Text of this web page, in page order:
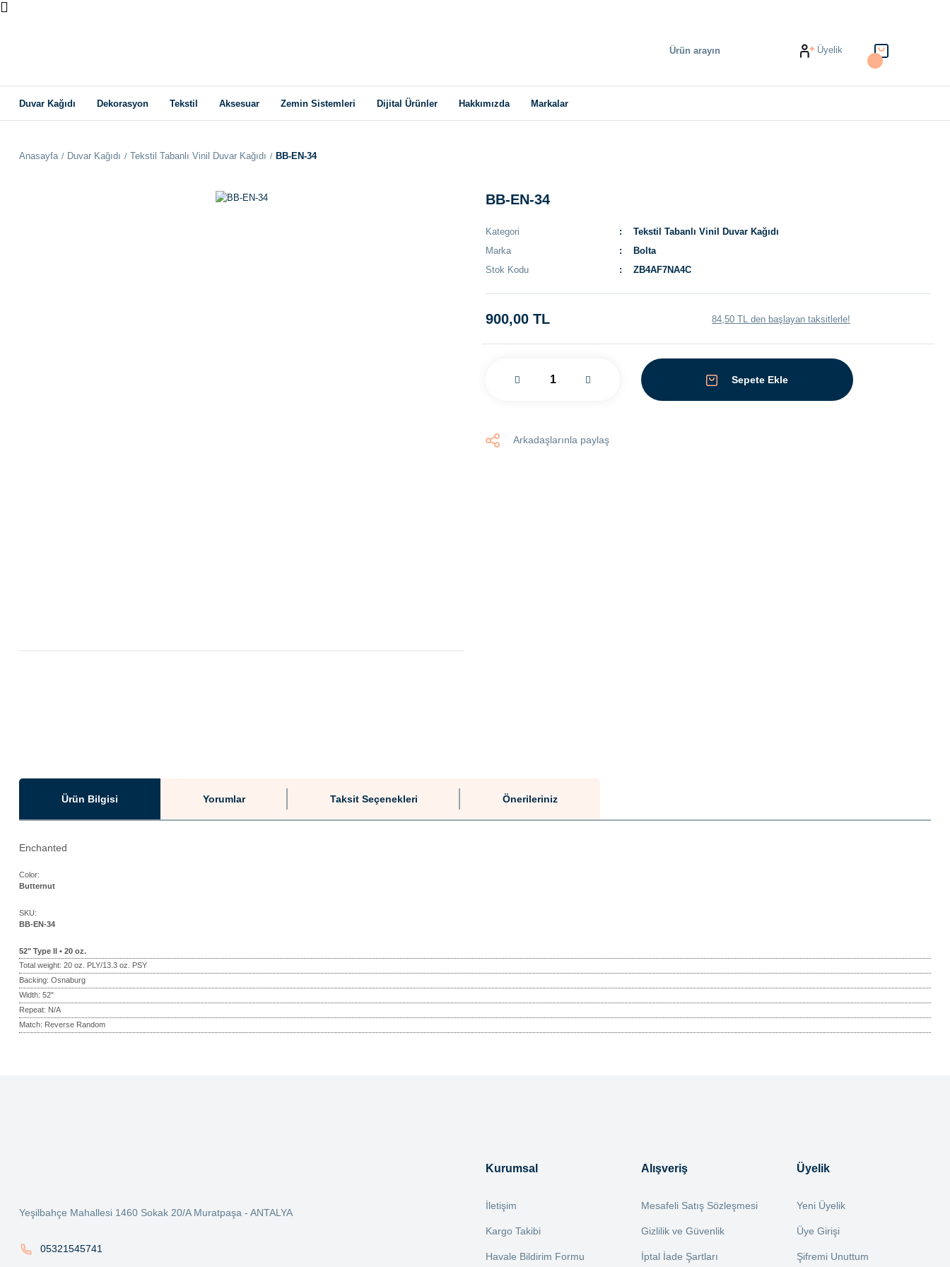
Üyelik
Duvar Kağıdı Dekorasyon Tekstil Aksesuar Zemin Sistemleri Dijital Ürünler Hakkımızda Markalar
Anasayfa Duvar Kağıdı Tekstil Tabanlı Vinil Duvar Kağıdı BB-EN-34
BB-EN-34
Kategori
Tekstil Tabanlı Vinil Duvar Kağıdı
Marka
Bolta
Stok Kodu
ZB4AF7NA4C
900,00 TL 84,50 TL den başlayan taksitlerle!
Sepete Ekle
Arkadaşlarınla paylaş
Ürün Bilgisi Yorumlar Taksit Seçenekleri Önerileriniz
Enchanted
Color:
Butternut
SKU:
BB-EN-34
52" Type II • 20 oz.
Total weight: 20 oz. PLY/13.3 oz. PSY
Backing: Osnaburg
Width: 52"
Repeat: N/A
Match: Reverse Random
Bu ürüne benzer farklı alternatifler olmalı.
Yeşilbahçe Mahallesi 1460 Sokak 20/A Muratpaşa - ANTALYA
05321545741
Kurumsal
İletişim
Kargo Takibi
Havale Bildirim Formu
Alışveriş
Mesafeli Satış Sözleşmesi
Gizlilik ve Güvenlik
İptal İade Şartları
Üyelik
Yeni Üyelik
Üye Girişi
Şifremi Unuttum